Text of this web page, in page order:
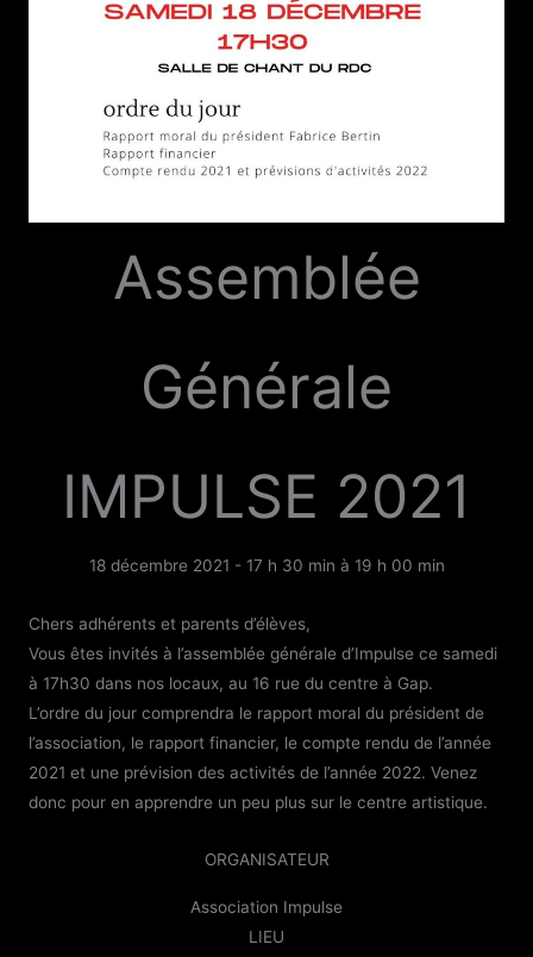
Assemblée
Générale
IMPULSE 2021
18 décembre 2021 - 17 h 30 min à 19 h 00 min
Chers adhérents et parents d’élèves,
Vous êtes invités à l’assemblée générale d’Impulse ce samedi
à 17h30 dans nos locaux, au 16 rue du centre à Gap.
L’ordre du jour comprendra le rapport moral du président de
l’association, le rapport financier, le compte rendu de l’année
2021 et une prévision des activités de l’année 2022. Venez
donc pour en apprendre un peu plus sur le centre artistique.
ORGANISATEUR
Association Impulse
LIEU